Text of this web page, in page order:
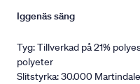
Iggenäs säng
Tyg: Tillverkad på 21%
polyeter
Slitstyrka: 30.000 Martindale